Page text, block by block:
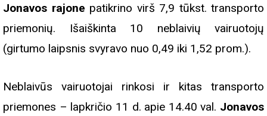
Jonavos rajone patikrino virš 7,9 tūkst. transporto
priemonių. Išaiškinta 10 neblaivių vairuotojų
(girtumo laipsnis svyravo nuo 0,49 iki 1,52 prom.).
Neblaivūs vairuotojai rinkosi ir kitas transporto
priemones – lapkričio 11 d. apie 14.40 val. Jonavos